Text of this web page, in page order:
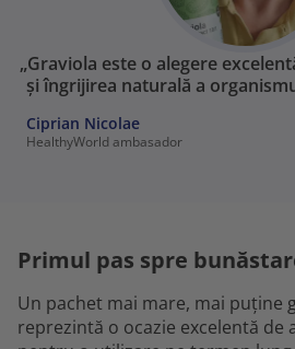
„Graviola este o alegere
și îngrijirea naturală a
Ciprian Nicolae
HealthyWorld ambasador
Primul pas spre
Un pachet mai mare, mai puține
reprezintă o ocazie excelentă de